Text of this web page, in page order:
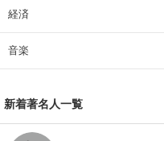
経済
音楽
新着著名人一覧